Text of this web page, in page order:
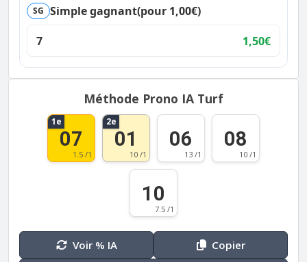
SG Simple gagnant(pour 1,00€)
7
1,50€
Méthode Prono IA Turf
1e
07
1.5 /1
2e
01
10 /1
06
13 /1
08
10 /1
10
7.5 /1
Voir % IA Copier